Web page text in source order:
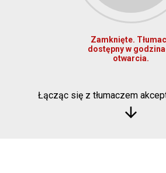
Zamknięte.
dostępny w
otwarcia.
Łącząc się z tłumaczem
arrow_downward